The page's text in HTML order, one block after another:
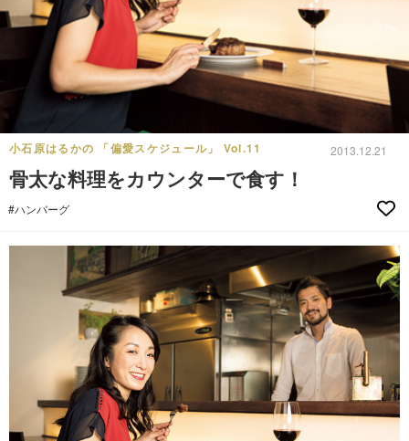
小石原はるかの 「偏愛スケジュール」 Vol.11 2013.12.21
骨太な料理をカウンターで食す！
#ハンバーグ